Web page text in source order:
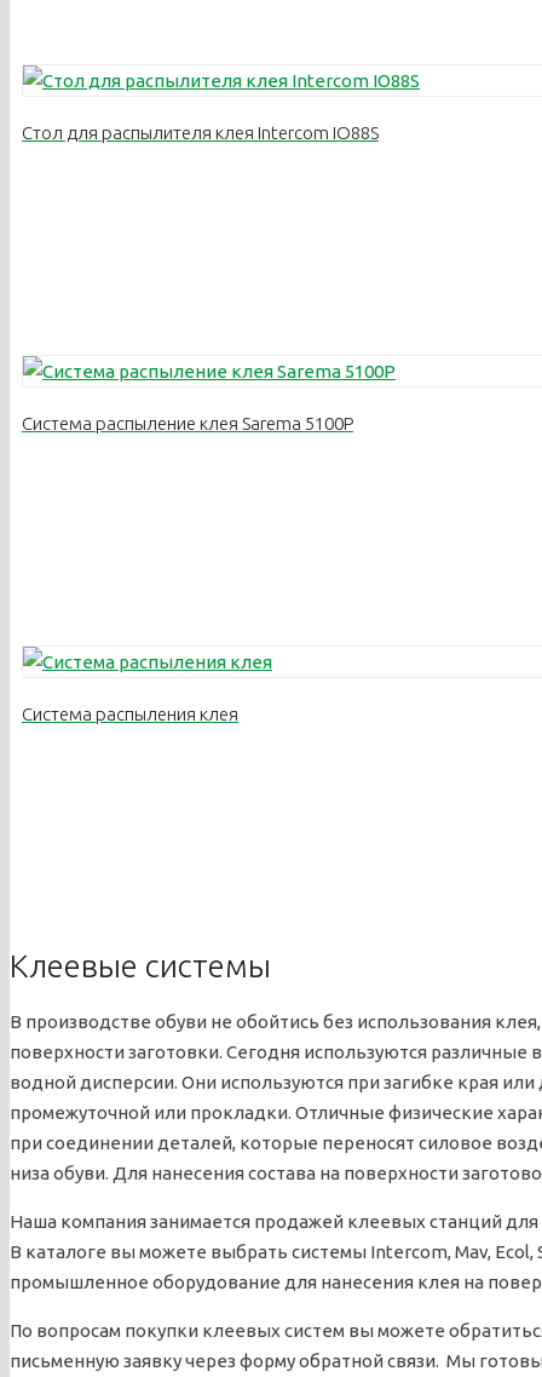
Стол для распылителя клея Intercom IO88S
Система распыление клея Sarema 5100Р
Система распыления клея
Клеевые системы
В производстве обуви не обойтись без использования
поверхности заготовки. Сегодня используются
водной дисперсии. Они используются при загибке края
промежуточной или прокладки. Отличные физические
при соединении деталей, которые переносят силовое
низа обуви. Для нанесения состава на поверхности
Наша компания занимается продажей клеевых станций
В каталоге вы можете выбрать системы Intercom, Mav,
промышленное оборудование для нанесения клея на
По вопросам покупки клеевых систем вы можете
письменную заявку через форму обратной связи. Мы